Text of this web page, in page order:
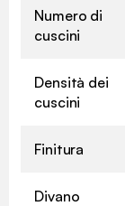
Numero di
cuscini
Densità dei
cuscini
Finitura
Divano